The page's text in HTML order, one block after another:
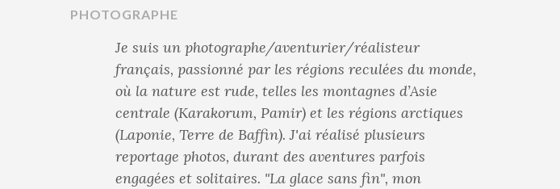
PHOTOGRAPHE
Je suis un photographe/aventurier/réalisteur
français, passionné par les régions reculées du monde,
où la nature est rude, telles les montagnes d’Asie
centrale (Karakorum, Pamir) et les régions arctiques
(Laponie, Terre de Baffin). J'ai réalisé plusieurs
reportage photos, durant des aventures parfois
engagées et solitaires. "La glace sans fin", mon